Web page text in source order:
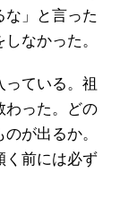
な」と言った
なかった。
ている。祖
わった。どの
が出るか。
く前には必ず